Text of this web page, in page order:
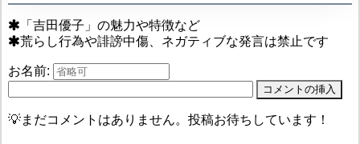
「吉田優子」の魅力や特徴など
荒らし行為や誹謗中傷、ネガティブな発言は禁止です
お名前:
💡まだコメントはありません。投稿お待ちしています！